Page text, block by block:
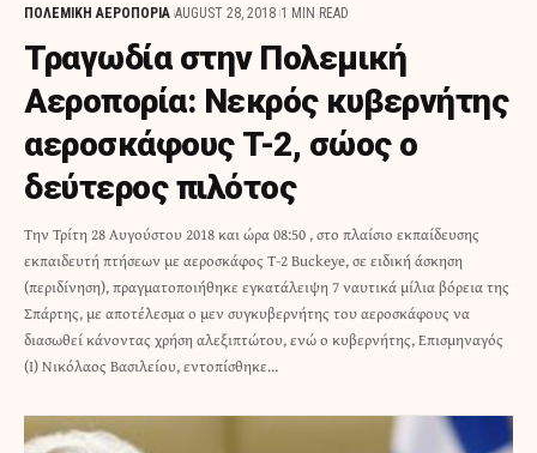
ΠΟΛΕΜΙΚΗ ΑΕΡΟΠΟΡΙΑ AUGUST 28, 2018 1 MIN READ
Τραγωδία στην Πολεμική
Αεροπορία: Νεκρός κυβερνήτης
αεροσκάφους T-2, σώος ο
δεύτερος πιλότος
Την Τρίτη 28 Αυγούστου 2018 και ώρα 08:50 , στο πλαίσιο εκπαίδευσης
εκπαιδευτή πτήσεων με αεροσκάφος Τ-2 Buckeye, σε ειδική άσκηση
(περιδίνηση), πραγματοποιήθηκε εγκατάλειψη 7 ναυτικά μίλια βόρεια της
Σπάρτης, με αποτέλεσμα ο μεν συγκυβερνήτης του αεροσκάφους να
διασωθεί κάνοντας χρήση αλεξιπτώτου, ενώ ο κυβερνήτης, Επισμηναγός
(Ι) Νικόλαος Βασιλείου, εντοπίσθηκε…